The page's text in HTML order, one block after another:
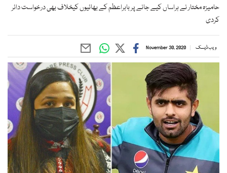
حامیزہ مختار نے ہراساں کیے جانے پر بابراعظم کے بھائیوں کیخلاف بھی درخواست دائر
کردی
ویب ڈیسک November 30, 2020